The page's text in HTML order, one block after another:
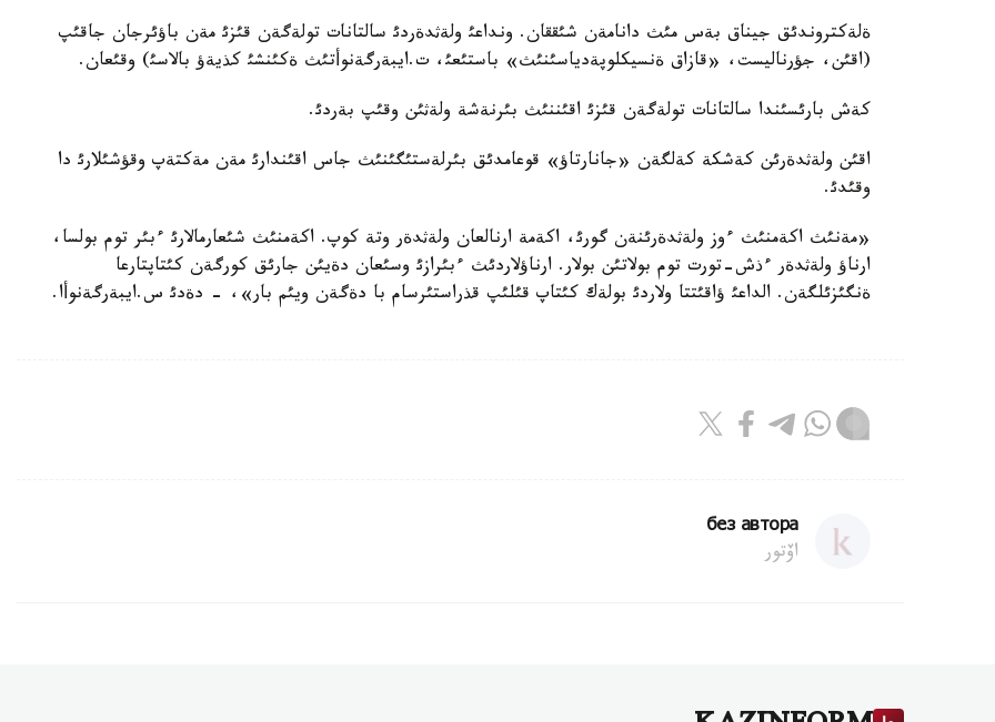
ةلةكتروندئق جيناق بةس مئث دانامةن شئققان. ونداعئ ولةثدةردئ سالتانات تولةگةن قئزئ مةن باؤئرجان جاقئپ
(اقئن، جؤرناليست، «قازاق ةنسيكلوپةدياسئنئث» باستئعئ، ت.ايبةرگةنوأتئث ةكئنشئ كذيةؤ بالاسئ) وقئعان.
كةش بارئسئندا سالتانات تولةگةن قئزئ اقئننئث بئرنةشة ولةثئن وقئپ بةردئ.
اقئن ولةثدةرئن كةشكة كةلگةن «جانارتاؤ» قوعامدئق بئرلةستئگئنئث جاس اقئندارئ مةن مةكتةپ وقؤشئلارئ دا
وقئدئ.
«مةنئث اكةمنئث ءوز ولةثدةرئنةن گورئ، اكةمة ارنالعان ولةثدةر وتة كوپ. اكةمنئث شئعارمالارئ ءبئر توم بولسا،
ارناؤ ولةثدةر ءذش-تورت توم بولاتئن بولار. ارناؤلاردئث ءبئرازئ وسئعان دةيئن جارئق كورگةن كئتاپتارعا
ةنگئزئلگةن. الداعئ ؤاقئتتا ولاردئ بولةك كئتاپ قئلئپ قذراستئرسام با دةگةن ويئم بار»، - دةدئ س.ايبةرگةنوأا.
без автора
اۆتور